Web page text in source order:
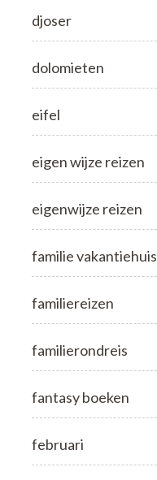
djoser
dolomieten
eifel
eigen wijze reizen
eigenwijze reizen
familie vakantiehuis
familiereizen
familierondreis
fantasy boeken
februari